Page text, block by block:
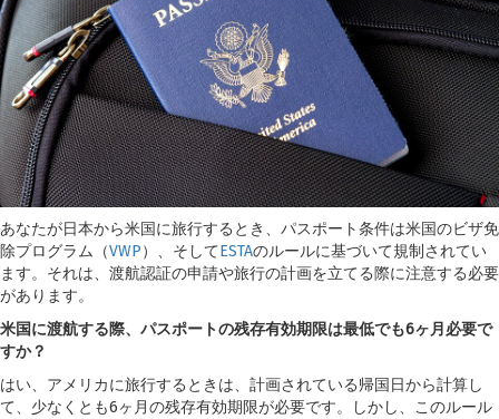
あなたが日本から米国に旅行するとき、パスポート条件は米国のビザ免
除プログラム（VWP）、そしてESTAのルールに基づいて規制されてい
ます。それは、渡航認証の申請や旅行の計画を立てる際に注意する必要
があります。
米国に渡航する際、パスポートの残存有効期限は最低でも6ヶ月必要で
すか？
はい、アメリカに旅行するときは、計画されている帰国日から計算し
て、少なくとも6ヶ月の残存有効期限が必要です。しかし、このルール